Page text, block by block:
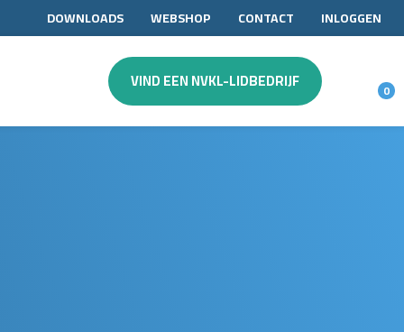
DOWNLOADS WEBSHOP CONTACT INLOGGEN
VIND EEN NVKL-LIDBEDRIJF 0